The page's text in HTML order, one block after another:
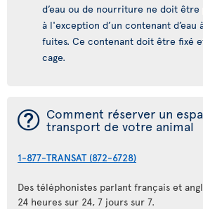
d’eau ou de nourriture ne doit être
à l'exception d’un contenant d’eau
fuites. Ce contenant doit être fixé
cage.
¯ Comment réserver un
transport de votre animal
1-877-TRANSAT (872-6728)
Des téléphonistes parlant français et
24 heures sur 24, 7 jours sur 7.